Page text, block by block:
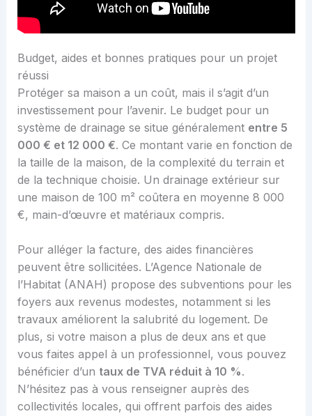
Budget, aides et bonnes pratiques pour un projet
réussi
Protéger sa maison a un coût, mais il s’agit d’un
investissement pour l’avenir. Le budget pour un
système de drainage se situe généralement entre 5
000 € et 12 000 €. Ce montant varie en fonction de
la taille de la maison, de la complexité du terrain et
de la technique choisie. Un drainage extérieur sur
une maison de 100 m² coûtera en moyenne 8 000
€, main-d’œuvre et matériaux compris.
Pour alléger la facture, des aides financières
peuvent être sollicitées. L’Agence Nationale de
l’Habitat (ANAH) propose des subventions pour les
foyers aux revenus modestes, notamment si les
travaux améliorent la salubrité du logement. De
plus, si votre maison a plus de deux ans et que
vous faites appel à un professionnel, vous pouvez
bénéficier d’un taux de TVA réduit à 10 %.
N’hésitez pas à vous renseigner auprès des
collectivités locales, qui offrent parfois des aides